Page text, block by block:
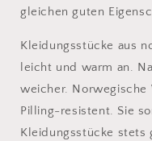
gleichen guten
Kleidungsstücke aus
leicht und warm an.
weicher. Norwegische
Pilling-resistent. Sie
Kleidungsstücke stets